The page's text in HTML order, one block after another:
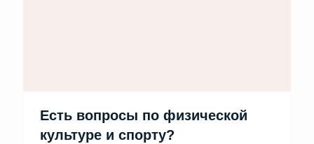
Есть вопросы по физической
культуре и спорту?